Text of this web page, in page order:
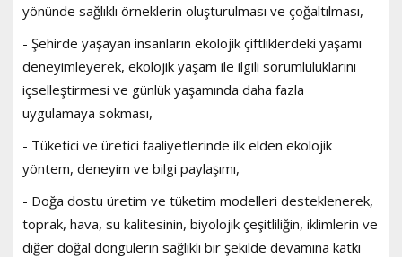
yönünde sağlıklı örneklerin oluşturulması ve çoğaltılması,
- Şehirde yaşayan insanların ekolojik çiftliklerdeki yaşamı
deneyimleyerek, ekolojik yaşam ile ilgili sorumluluklarını
içselleştirmesi ve günlük yaşamında daha fazla
uygulamaya sokması,
- Tüketici ve üretici faaliyetlerinde ilk elden ekolojik
yöntem, deneyim ve bilgi paylaşımı,
- Doğa dostu üretim ve tüketim modelleri desteklenerek,
toprak, hava, su kalitesinin, biyolojik çeşitliliğin, iklimlerin ve
diğer doğal döngülerin sağlıklı bir şekilde devamına katkı